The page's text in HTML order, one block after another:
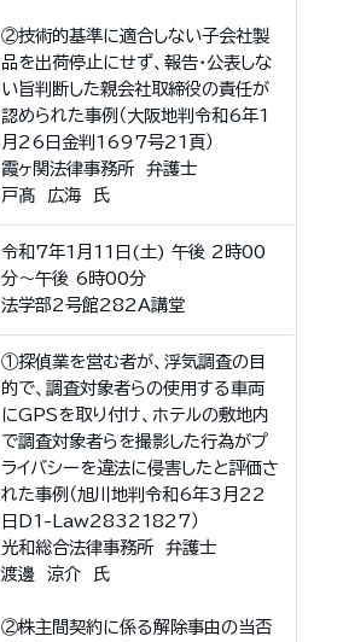
②技術的基準に適合しない子会社製
品を出荷停止にせず、報告・公表しな
い旨判断した親会社取締役の責任が
認められた事例（大阪地判令和6年1
月26日金判1697号21頁）
霞ヶ関法律事務所 弁護士
戸髙 広海 氏
令和7年1月11日(土) 午後 2時00
分～午後 6時00分
法学部2号館282A講堂
①探偵業を営む者が、浮気調査の目
的で、調査対象者らの使用する車両
にGPSを取り付け、ホテルの敷地内
で調査対象者らを撮影した行為がプ
ライバシーを違法に侵害したと評価さ
れた事例（旭川地判令和6年3月22
日D1-Law28321827）
光和総合法律事務所 弁護士
渡邊 涼介 氏
②株主間契約に係る解除事由の当否